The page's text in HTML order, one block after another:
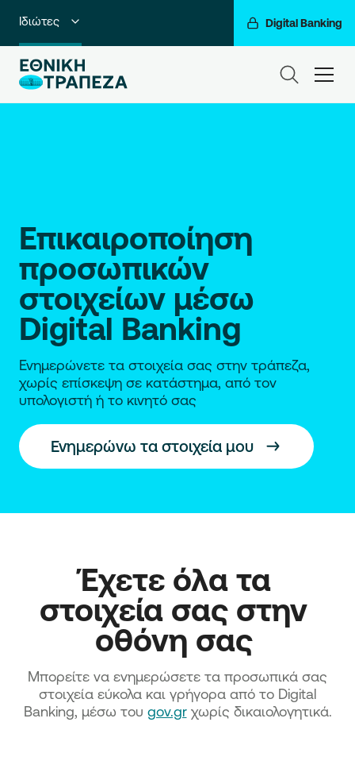
Ιδιώτες Digital Banking
Premium Banking
Private Banking
Ο Όμιλός μας
Επικαιροποίηση
προσωπικών
στοιχείων μέσω
Digital Banking
Ενημερώνετε τα στοιχεία σας στην τράπεζα,
χωρίς επίσκεψη σε κατάστημα, από τον
υπολογιστή ή το κινητό σας
Ενημερώνω τα στοιχεία μου
Έχετε όλα τα
στοιχεία σας στην
οθόνη σας
Mπορείτε να ενημερώσετε τα προσωπικά σας
στοιχεία εύκολα και γρήγορα από το Digital
Banking, μέσω του gov.grχωρίς δικαιολογητικά.